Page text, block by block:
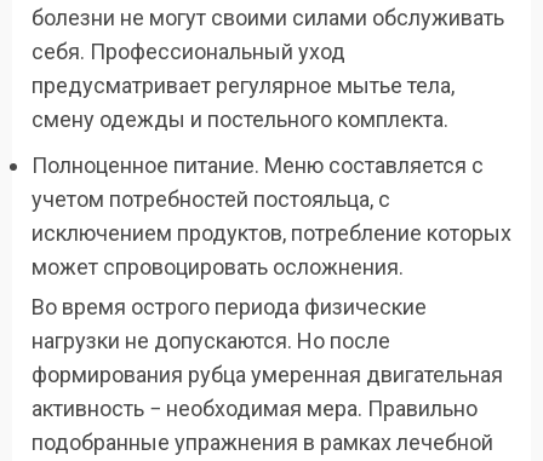
болезни не могут своими силами обслуживать
себя. Профессиональный уход
предусматривает регулярное мытье тела,
смену одежды и постельного комплекта.
Полноценное питание. Меню составляется с
учетом потребностей постояльца, с
исключением продуктов, потребление которых
может спровоцировать осложнения.
Во время острого периода физические
нагрузки не допускаются. Но после
формирования рубца умеренная двигательная
активность − необходимая мера. Правильно
подобранные упражнения в рамках лечебной